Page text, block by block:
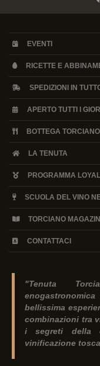
EVENTI
RICETTE E
SPEDIZIONI IN
APERTO TUTTI I
BOTTEGA
LA TENUTA
PROGRAMMA
SCUOLA DEL VINO
TORCIANO
CONTATTACI
"Tenuta
bellissima
combinazioni tra
i segreti della
vinificazione